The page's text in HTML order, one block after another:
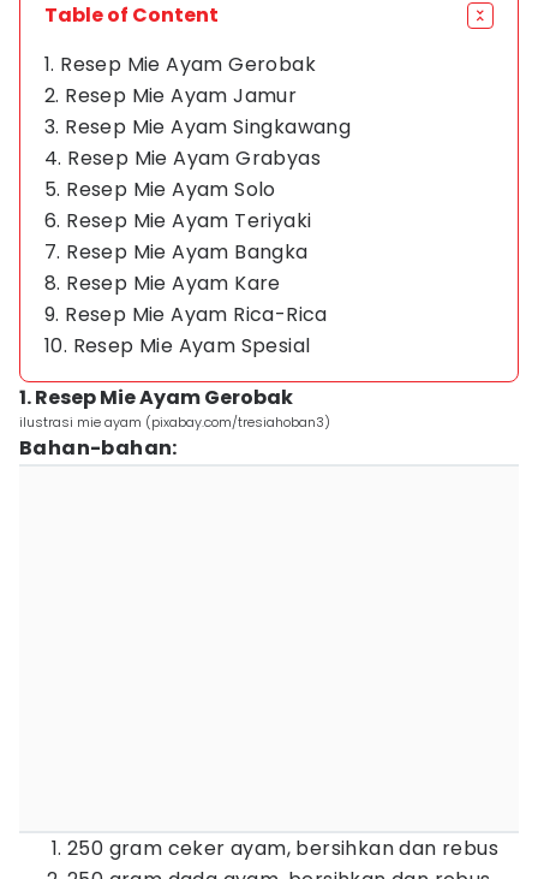
Table of Content
1. Resep Mie Ayam Gerobak
2. Resep Mie Ayam Jamur
3. Resep Mie Ayam Singkawang
4. Resep Mie Ayam Grabyas
5. Resep Mie Ayam Solo
6. Resep Mie Ayam Teriyaki
7. Resep Mie Ayam Bangka
8. Resep Mie Ayam Kare
9. Resep Mie Ayam Rica-Rica
10. Resep Mie Ayam Spesial
1. Resep Mie Ayam Gerobak
ilustrasi mie ayam (pixabay.com/tresiahoban3)
Bahan-bahan:
250 gram ceker ayam, bersihkan dan rebus